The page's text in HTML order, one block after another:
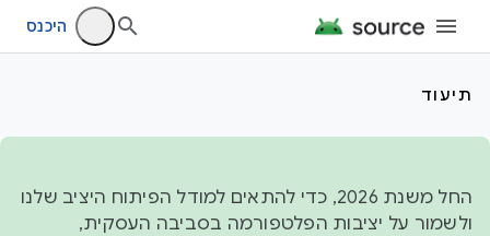
היכנס
תיעוד
החל משנת 2026, כדי להתאים למודל הפיתוח היציב שלנו
ולשמור על יציבות הפלטפורמה בסביבה העסקית,